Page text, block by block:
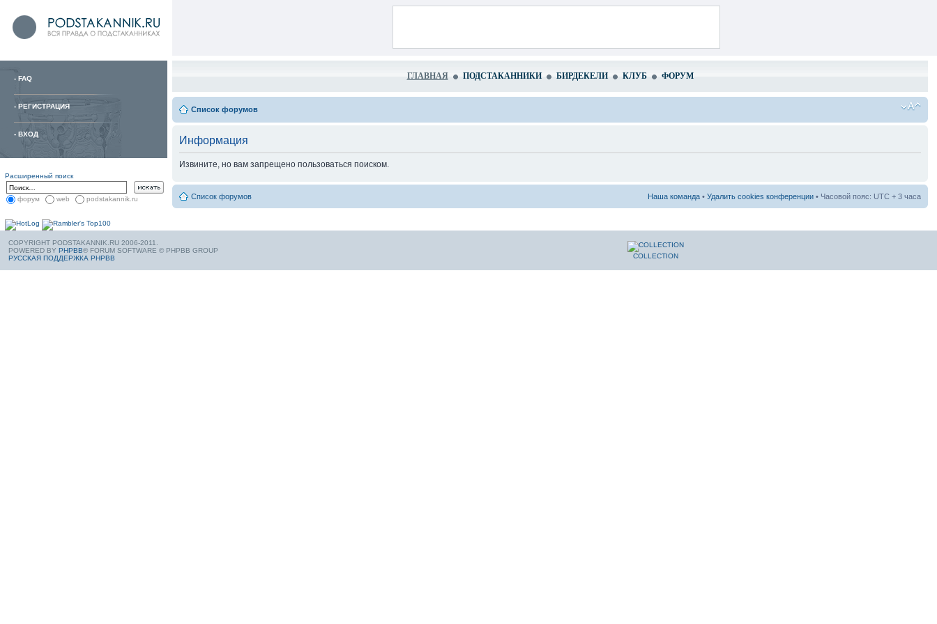
- FAQ
- РЕГИСТРАЦИЯ
- ВХОД
Расширенный поиск
форум web podstakannik.ru
ГЛАВНАЯ ПОДСТАКАННИКИ БИРДЕКЕЛИ КЛУБ ФОРУМ
Список форумов
Информация
Извините, но вам запрещено пользоваться поиском.
Список форумов Наша команда • Удалить cookies конференции • Часовой пояс: UTC + 3 часа
COPYRIGHT PODSTAKANNIK.RU 2006-2011.
POWERED BY PHPBB® FORUM SOFTWARE © PHPBB GROUP
РУССКАЯ ПОДДЕРЖКА PHPBB
COLLECTION